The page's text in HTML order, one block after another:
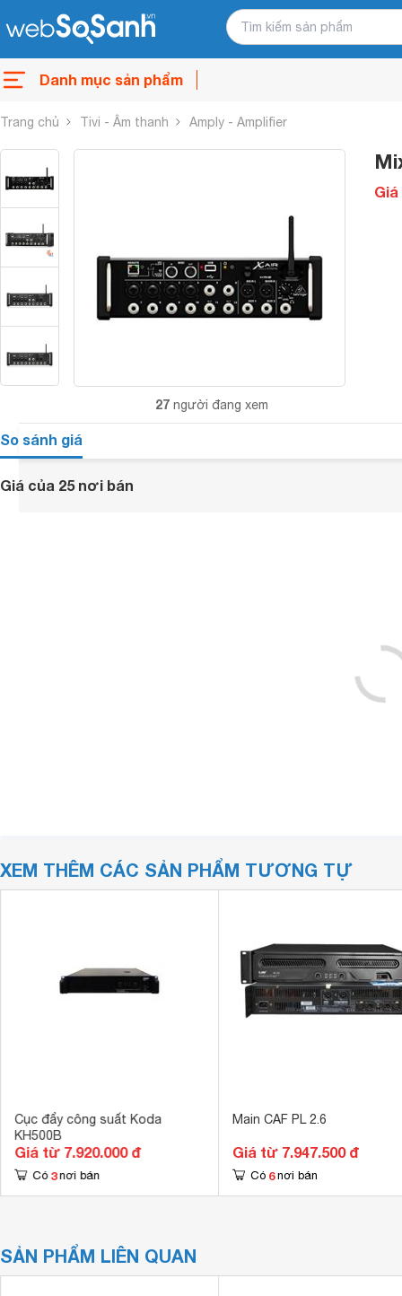
Danh mục sản phẩm
Trang chủ Tivi - Âm thanh Amply - Amplifier
27 người đang xem
Giá
So sánh giá
Giá của 25 nơi bán
XEM THÊM CÁC SẢN PHẨM TƯƠNG TỰ
Cục đẩy công suất Koda
KH500B
Giá từ 7.920.000 đ
Có 3 nơi bán
Main CAF PL 2.6
Giá từ 7.947.500 đ
Có 6 nơi bán
SẢN PHẨM LIÊN QUAN